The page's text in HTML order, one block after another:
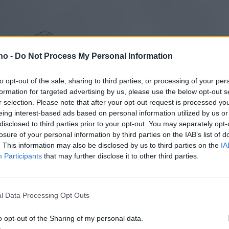
- Do Not Process My Personal Information
opt-out of the sale, sharing to third parties, or processing of your
for targeted advertising by us, please use the below opt-out
selection. Please note that after your opt-out request is processed
interest-based ads based on personal information utilized by us
to third parties prior to your opt-out. You may separately
of your personal information by third parties on the IAB’s list of
This information may also be disclosed by us to third parties on the
Participants that may further disclose it to other third parties.
Data Processing Opt Outs
opt-out of the Sharing of my personal data.
Beregn ekstra tid til transport og kjøring.
trafikk.
kjørte til Røros sentrum, men enkelte